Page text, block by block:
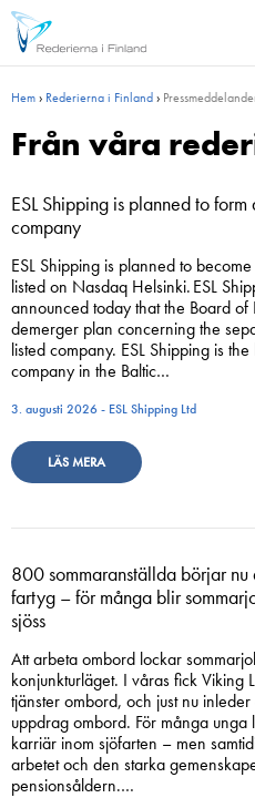
Hem› Rederierna i Finland›
Från våra
ESL Shipping is planned to
company
ESL Shipping is planned to
listed on Nasdaq Helsinki. ESL
announced today that the Board
demerger plan concerning the
listed company. ESL Shipping is
company in the Baltic…
3. augusti 2026 - ESL Shipping Ltd
LÄS MERA
800 sommaranställda börjar
fartyg – för många blir
sjöss
Att arbeta ombord lockar
konjunkturläget. I våras fick
tjänster ombord, och just nu
uppdrag ombord. För många
karriär inom sjöfarten – men
arbetet och den starka
pensionsåldern.…